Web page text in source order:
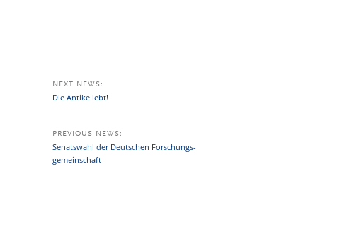
NEXT NEWS:
Die Antike lebt!
PREVIOUS NEWS:
Senatswahl der Deutschen Forschungs-
gemeinschaft